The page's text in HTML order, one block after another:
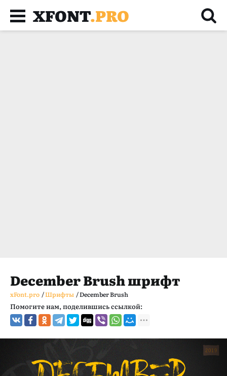
XFONT.PRO
December Brush шрифт
xFont.pro /Шрифты /December Brush
Помогите нам, поделившись ссылкой: